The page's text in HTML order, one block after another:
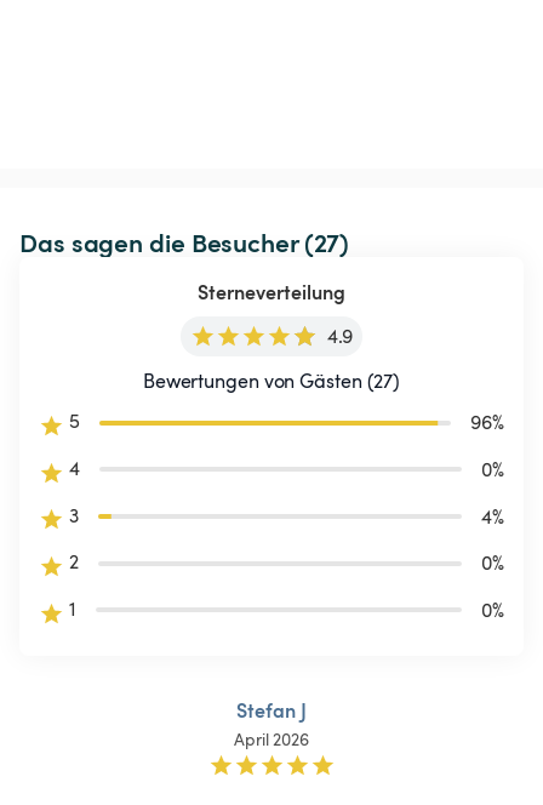
Das sagen die Besucher (27)
Sterneverteilung
4.9
Bewertungen von Gästen (27)
5
96%
4
0%
3
4%
2
0%
1
0%
Stefan J
April 2026